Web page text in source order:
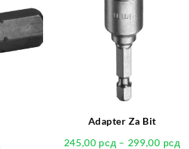
Adapter Za Bit
245,00 рсд – 299,00 рсд